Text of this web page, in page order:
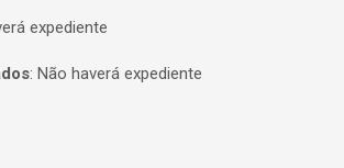
expediente
: Não haverá expediente